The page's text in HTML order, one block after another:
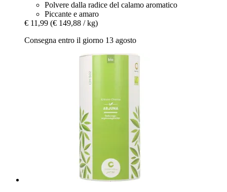
Polvere dalla radice del calamo aromatico
Piccante e amaro
€ 11,99 (€ 149,88 / kg)
Consegna entro il giorno 13 agosto